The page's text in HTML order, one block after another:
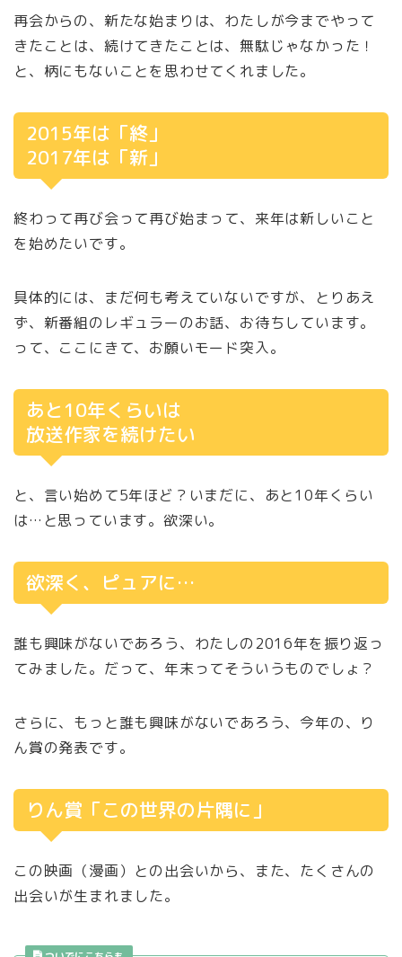
再会からの、新たな始まりは、わたしが今までやって
きたことは、続けてきたことは、無駄じゃなかった！
と、柄にもないことを思わせてくれました。
2015年は「終」
2017年は「新」
終わって再び会って再び始まって、来年は新しいこと
を始めたいです。
具体的には、まだ何も考えていないですが、とりあえ
ず、新番組のレギュラーのお話、お待ちしています。
って、ここにきて、お願いモード突入。
あと10年くらいは
放送作家を続けたい
と、言い始めて5年ほど？いまだに、あと10年くらい
は…と思っています。欲深い。
欲深く、ピュアに…
誰も興味がないであろう、わたしの2016年を振り返っ
てみました。だって、年末ってそういうものでしょ？
さらに、もっと誰も興味がないであろう、今年の、り
ん賞の発表です。
りん賞「この世界の片隅に」
この映画（漫画）との出会いから、また、たくさんの
出会いが生まれました。